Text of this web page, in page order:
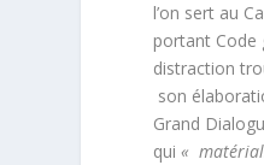
l’on sert au
portant Code
distraction
son
Grand
qui«